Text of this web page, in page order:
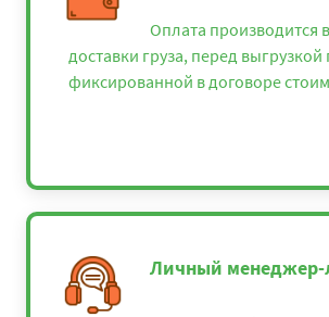
Оплата производится
доставки груза, перед выгрузкой
фиксированной в договоре
Личный менеджер-